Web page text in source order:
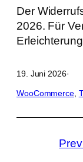
Der
2026. Für
19. Juni 2026·
WooCommerce,